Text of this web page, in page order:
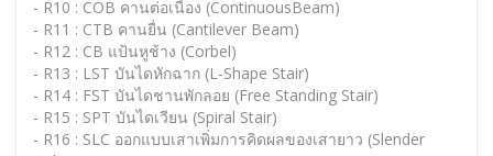
- R10 : COB คานต่อเนื่อง (ContinuousBeam)
- R11 : CTB คานยื่น (Cantilever Beam)
- R12 : CB แป้นหูช้าง (Corbel)
- R13 : LST บันไดหักฉาก (L-Shape Stair)
- R14 : FST บันไดชานพักลอย (Free Standing Stair)
- R15 : SPT บันไดเวียน (Spiral Stair)
- R16 : SLC ออกแบบเสาเพิ่มการคิดผลของเสายาว (Slender